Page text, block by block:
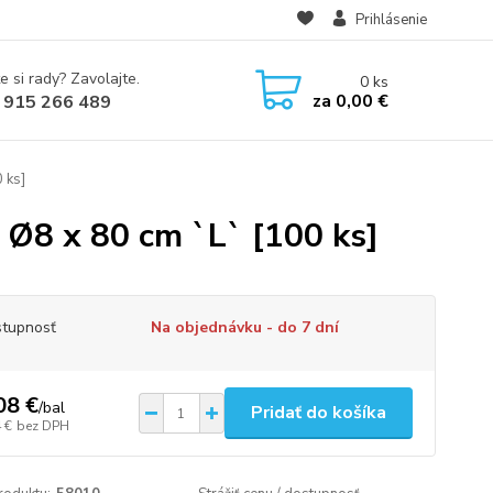
Prihlásenie
si rady? Zavolajte.
266 489
0ks
za 0,00 €
ks]
x 80 cm `L` [100 ks]
Na objednávku - do 7 dní
€/bal
€ bez DPH
Pridať do košíka